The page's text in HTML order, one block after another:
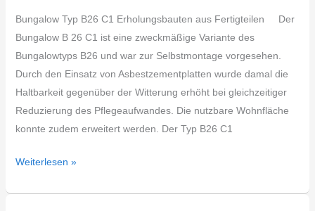
Bungalow Typ B26 C1 Erholungsbauten aus Fertigteilen Der
Bungalow B 26 C1 ist eine zweckmäßige Variante des
Bungalowtyps B26 und war zur Selbstmontage vorgesehen.
Durch den Einsatz von Asbestzementplatten wurde damal die
Haltbarkeit gegenüber der Witterung erhöht bei gleichzeitiger
Reduzierung des Pflegeaufwandes. Die nutzbare Wohnfläche
konnte zudem erweitert werden. Der Typ B26 C1
Weiterlesen »